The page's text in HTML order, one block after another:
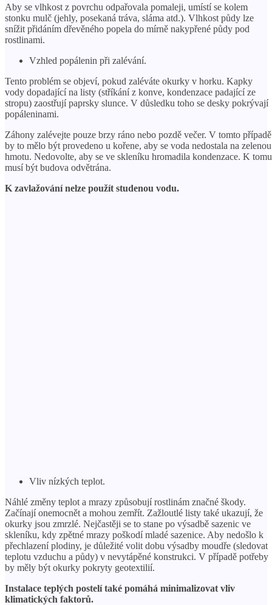
Aby se vlhkost z povrchu odpařovala pomaleji, umístí se kolem
stonku mulč (jehly, posekaná tráva, sláma atd.). Vlhkost půdy lze
snížit přidáním dřevěného popela do mírně nakypřené půdy pod
rostlinami.
Vzhled popálenin při zalévání.
Tento problém se objeví, pokud zaléváte okurky v horku. Kapky
vody dopadající na listy (stříkání z konve, kondenzace padající ze
stropu) zaostřují paprsky slunce. V důsledku toho se desky pokrývají
popáleninami.
Záhony zalévejte pouze brzy ráno nebo pozdě večer. V tomto případě
by to mělo být provedeno u kořene, aby se voda nedostala na zelenou
hmotu. Nedovolte, aby se ve skleníku hromadila kondenzace. K tomu
musí být budova odvětrána.
K zavlažování nelze použít studenou vodu.
Vliv nízkých teplot.
Náhlé změny teplot a mrazy způsobují rostlinám značné škody.
Začínají onemocnět a mohou zemřít. Zažloutlé listy také ukazují, že
okurky jsou zmrzlé. Nejčastěji se to stane po výsadbě sazenic ve
skleníku, kdy zpětné mrazy poškodí mladé sazenice. Aby nedošlo k
přechlazení plodiny, je důležité volit dobu výsadby moudře (sledovat
teplotu vzduchu a půdy) v nevytápěné konstrukci. V případě potřeby
by měly být okurky pokryty geotextilií.
Instalace teplých postelí také pomáhá minimalizovat vliv
klimatických faktorů.